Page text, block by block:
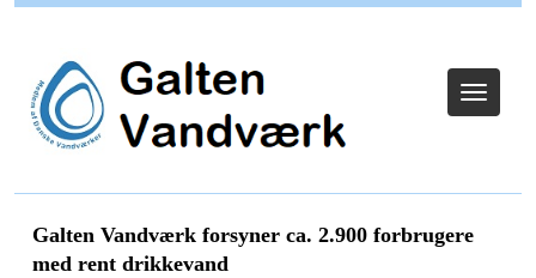
Toggle
Galten Vandværk forsyner ca. 2.900 forbrugere
med rent drikkevand